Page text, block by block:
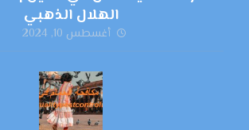
الهلال الذهبي
أغسطس 10, 2024